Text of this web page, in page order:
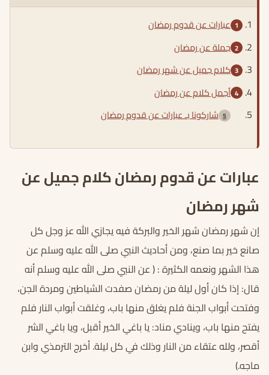
عبارات عن قدوم رمضان
جملة عن رمضان
كلام جميل عن شهر رمضان
أجمل كلام عن رمضان
شاركونا بـ عبارات عن قدوم رمضان
عبارات عن قدوم رمضان كلام جميل عن
شهر رمضان
إن شهر رمضان شهر الخير والبركة فيه يجازي الله عز وجل كل
صانع خير بما صنع، ومن أحاديث النبي صلى الله عليه وسلم عن
هذا الشهر ونعمه الكثيرة : ( عن النبي صلى الله عليه وسلم أنه
قال: إذا كان أول ليلة من رمضان صفدت الشياطين ومردة الجن،
وفتحت أبواب الجنة فلم يغلق منها باب، وغلقت أبواب النار فلم
يفتح منها باب، وينادي مناد: يا باغي الخير أقبل، ويا باغي الشر
أقصر، ولله عتقاء من النار وذلك في كل ليلة. أخرج الترمذي وابن
ماجه.)